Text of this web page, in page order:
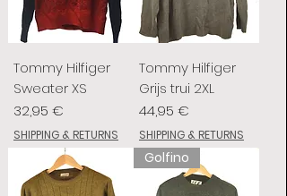
Tommy Hilfiger
Sweater XS
Prix
32,95 €
SHIPPING & RETURNS
Tommy Hilfiger
Grijs trui 2XL
Prix
44,95 €
SHIPPING & RETURNS
Golfino